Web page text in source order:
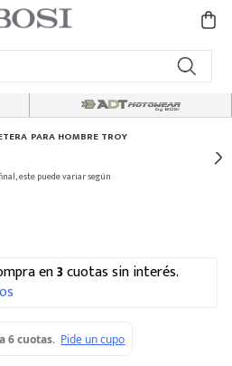
PARA HOMBRE TROY
este puede variar según
en3cuotas sin interés.